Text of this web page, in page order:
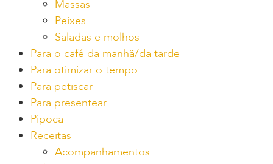
Massas
Peixes
Saladas e molhos
Para o café da manhã/da tarde
Para otimizar o tempo
Para petiscar
Para presentear
Pipoca
Receitas
Acompanhamentos